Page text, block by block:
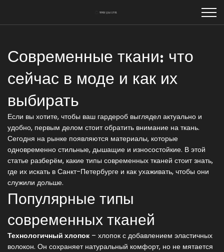
Современные ткани: что
сейчас в моде и как их
выбирать
Если вы хотите, чтобы ваш гардероб выглядел актуально и
удобно, первым делом стоит обратить внимание на ткань.
Сегодня на рынке появляются материалы, которые
одновременно стильные, дышащие и износостойкие. В этой
статье разберём, какие типы современных тканей стоит знать,
где их искать в Санкт-Петербурге и как ухаживать, чтобы они
служили дольше.
Популярные типы
современных тканей
Технологичный хлопок – хлопок с добавлением эластичных
волокон. Он сохраняет натуральный комфорт, но не мятается